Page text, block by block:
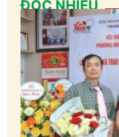
ĐỌC NHIỀU